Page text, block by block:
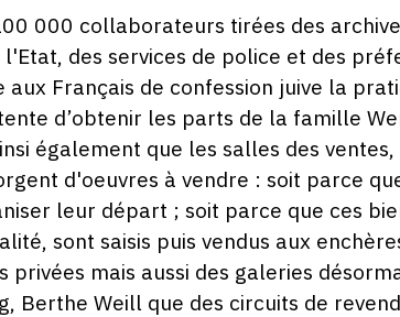
000 collaborateurs tirées des
des services de police et des
Français de confession juive la
d’obtenir les parts de la famille
également que les salles des
d'oeuvres à vendre : soit parce
leur départ ; soit parce que ces
sont saisis puis vendus aux
mais aussi des galeries
Berthe Weill que des circuits de